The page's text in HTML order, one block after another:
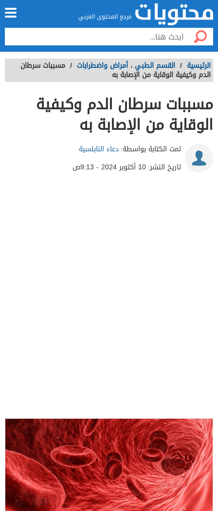
مرجع المحتوى العربي
الرئيسية / القسم الطبي ، أمراض واضطرابات / مسببات سرطان
الدم وكيفية الوقاية من الإصابة به
مسببات سرطان الدم وكيفية
الوقاية من الإصابة به
تمت الكتابة بواسطة:دعاء النابلسية
تاريخ النشر:10 أكتوبر 2024 - 9:13ص